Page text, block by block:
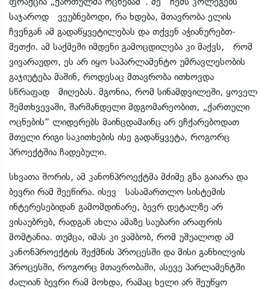
საჯაროდ ვეუბნებოდი, რა ხდება, მთავრობა ელის
ჩვენგან ამ გადაწყვეტილებას და თქვენ აჭიანურებთ-
მეთქი. ამ საქმეში იმდენი გამოცდილება კი მაქვს, რომ
ვივარაუდო, ეს არ იყო საპარლამენტო უმრავლესობის
გაჯიუტება მაშინ, როდესაც მთავრობა ითხოვდა
სწრაფად მიღებას. მგონია, რომ სინამდვილეში, ყოველ
შემთხვევაში, შარშანდელი მდგომარეობით, „ქართული
ოცნების“ ლიდერებს მაინცდამაინც არ ეჩქარებოდათ
მთელი რიგი საკითხების ისე გადაწყვეტა, როგორც
პროექტშია ჩადებული.
სხვათა შორის, ამ კანონპროექტმა მძიმე გზა გაიარა და
ბევრი რამ შეეწირა. ისევ სასამართლო სისტემის
ინტერესებიდან გამომდინარე, ბევრ დეტალზე არ
ვისაუბრებ, რადგან ახლა ამაზე საუბარი არაფრის
მომტანია. თუმცა, იმას კი ვამბობ, რომ უშუალოდ ამ
კანონპროექტის შექმნის პროცესში და მისი განხილვის
პროცესში, როგორც მთავრობაში, ასევე პარლამენტში
ძალიან ბევრი რამ მოხდა, რამაც ხელი არ შეუწყო